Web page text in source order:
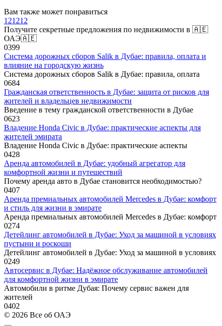
Вам также может понравиться
121212
Получите секретные предложения по недвижимости в 🇦🇪
ОАЭ🇦🇪
0399
Система дорожных сборов Salik в Дубае: правила, оплата и
влияние на городскую жизнь
Система дорожных сборов Salik в Дубае: правила, оплата
0684
Гражданская ответственность в Дубае: защита от рисков для
жителей и владельцев недвижимости
Введение в тему гражданской ответственности в Дубае
0623
Владение Honda Civic в Дубае: практические аспекты для
жителей эмирата
Владение Honda Civic в Дубае: практические аспекты
0428
Аренда автомобилей в Дубае: удобный агрегатор для
комфортной жизни и путешествий
Почему аренда авто в Дубае становится необходимостью?
0407
Аренда премиальных автомобилей Mercedes в Дубае: комфорт
и стиль для жизни в эмирате
Аренда премиальных автомобилей Mercedes в Дубае: комфорт
0274
Детейлинг автомобилей в Дубае: Уход за машиной в условиях
пустыни и роскоши
Детейлинг автомобилей в Дубае: Уход за машиной в условиях
0249
Автосервис в Дубае: Надёжное обслуживание автомобилей
для комфортной жизни в эмирате
Автомобили в ритме Дубая: Почему сервис важен для
жителей
0402
© 2026 Все об ОАЭ